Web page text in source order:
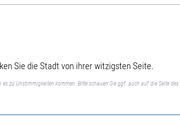
Sie die Stadt von ihrer witzigsten Seite.
zu Unstimmigkeiten kommen. Bitte schauen Sie ggf. auch auf die Seite